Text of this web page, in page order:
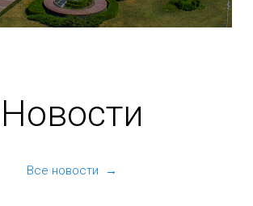
Новости
Все новости →